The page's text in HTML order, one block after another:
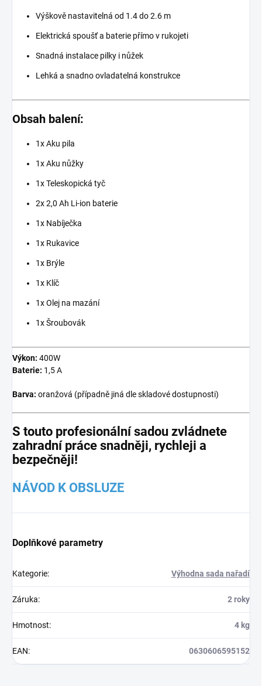
Výškově nastavitelná od 1.4 do 2.6 m
Elektrická spoušť a baterie přímo v rukojeti
Snadná instalace pilky i nůžek
Lehká a snadno ovladatelná konstrukce
Obsah balení:
1x Aku pila
1x Aku nůžky
1x Teleskopická tyč
2x 2,0 Ah Li-ion baterie
1x Nabíječka
1x Rukavice
1x Brýle
1x Klíč
1x Olej na mazání
1x Šroubovák
Výkon: 400W
Baterie: 1,5 A
Barva: oranžová (případně jiná dle skladové dostupnosti)
S touto profesionální sadou zvládnete
zahradní práce snadněji, rychleji a
bezpečněji!
NÁVOD K OBSLUZE
Doplňkové parametry
Kategorie: Výhodna sada nařadí
Záruka: 2 roky
Hmotnost: 4 kg
EAN: 0630606595152